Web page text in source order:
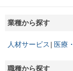
業種から探す
人材サービス 医療
職種から探す